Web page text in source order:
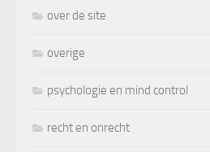
over de site
overige
psychologie en mind control
recht en onrecht